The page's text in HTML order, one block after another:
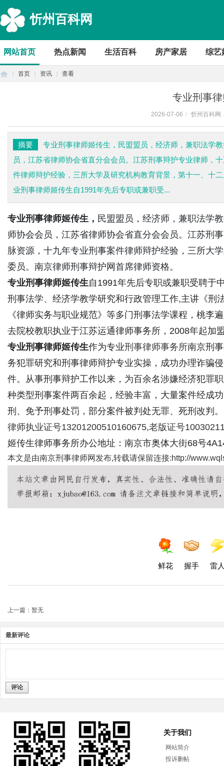
忻州百科网
网站首页 热点新闻 生活百科 房产家居 综艺
首页 资讯 查看
专业刑事
2026-07-06 / 忻州百科网
摘要
专业刑事律师姬传生，民盟盟员，经济师，兼职法学
员，江苏省律师协会省直分会会员。江苏刑事辩护专业律师，
件律师辩护经验，三所大学及研究机构教育背景，第十一、十
业刑事律师姬传生自1991年先后专职或兼职受...
专业刑事律师姬传生， 民盟盟员，经济师，兼职法学
师协会会员，江苏省律师协会省直分会会员。江苏刑
脉资源，十九年专业刑事案件律师辩护经验，三所大
委员。南京律师刑事辩护网首席律师资格。
专业刑事律师姬传生自1991年先后专职或兼职受聘于
刑事法学、经济学教学研究和行政管理工作,主讲《刑
《律师实务与职业规范》等多门刑事法学课程，桃李
去院校教职执业于江苏运通律师事务所，2008年起加
专业刑事律师姬传生作为专业刑事律师事务所南京刑
务犯罪研究和刑事律师辩护专业实操，成功办理诈骗
件。从事刑事辩护工作以来，为百余名涉嫌经济犯罪
种类型刑事案件两百余起，经验丰富，大量案件经成
刑、免予刑事处罚，部分案件被判处无罪、死刑改判。
律师执业证号13201200510160675,老版证号
姬传生律师事务所办公地址：南京市奥体大街68号
本文是由南京刑事律师网发布,转载请保留连接:http://
鲜花 握手 雷
上一篇：暂无
最新评论
评论
关于我们
网站简介
投诉删帖